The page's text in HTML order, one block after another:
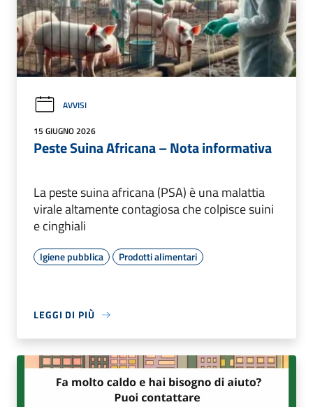
AVVISI
15 GIUGNO 2026
Peste Suina Africana – Nota informativa
La peste suina africana (PSA) è una malattia
virale altamente contagiosa che colpisce suini
e cinghiali
Igiene pubblica Prodotti alimentari
LEGGI DI PIÙ